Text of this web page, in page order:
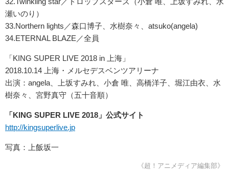
瀬いのり）
33.Northern lights／森口博子、水樹奈々、atsuko(angela)
34.ETERNAL BLAZE／全員
「KING SUPER LIVE 2018 in 上海」
2018.10.14 上海・メルセデスベンツアリーナ
出演：angela、上坂すみれ、小倉 唯、高橋洋子、堀江由衣、水
樹奈々、宮野真守（五十音順）
「KING SUPER LIVE 2018」公式サイト
http://kingsuperlive.jp
写真：上飯坂一
《超！アニメディア編集部》